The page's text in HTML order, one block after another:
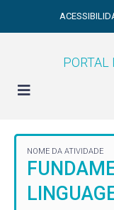
PORTAL
NOME DA ATIVIDADE